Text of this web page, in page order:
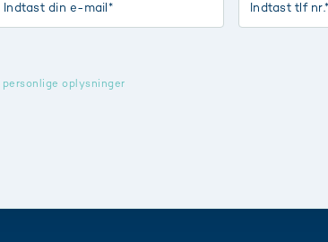
personlige oplysninger